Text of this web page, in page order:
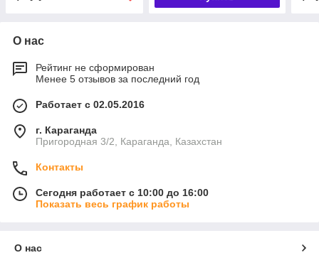
О нас
Рейтинг не сформирован
Менее 5 отзывов за последний год
Работает с 02.05.2016
г. Караганда
Пригородная 3/2, Караганда, Казахстан
Контакты
Сегодня работает с 10:00 до 16:00
Показать весь график работы
О нас